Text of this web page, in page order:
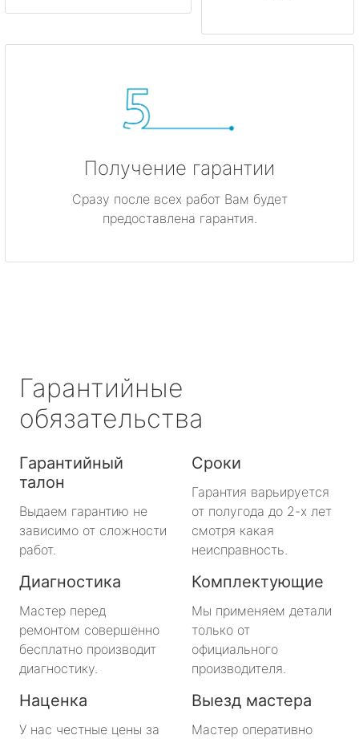
Получение гарантии
Сразу после всех работ Вам будет
предоставлена гарантия.
Гарантийные
обязательства
Гарантийный
талон
Выдаем гарантию не
зависимо от сложности
работ.
Сроки
Гарантия варьируется
от полугода до 2-х лет
смотря какая
неисправность.
Диагностика
Мастер перед
ремонтом совершенно
бесплатно производит
диагностику.
Комплектующие
Мы применяем детали
только от
официального
производителя.
Наценка
У нас честные цены за
Выезд мастера
Мастер оперативно